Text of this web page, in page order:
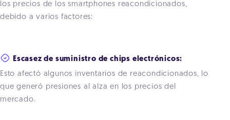
los precios de los smartphones reacondicionados,
debido a varios factores:
Escasez de suministro de chips electrónicos:
Esto afectó algunos inventarios de reacondicionados, lo
que generó presiones al alza en los precios del
mercado.